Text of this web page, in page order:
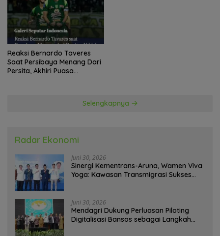
Reaksi Bernardo Taveres
Saat Persibaya Menang Dari
Persita, Akhiri Puasa
Selengkapnya
Radar Ekonomi
Juni 30, 2026
Sinergi Kementrans-Aruna, Wamen Viva
Yoga: Kawasan Transmigrasi Sukses
Juni 30, 2026
Mendagri Dukung Perluasan Piloting
Digitalisasi Bansos sebagai Langkah